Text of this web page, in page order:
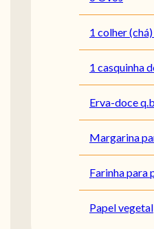
1 colher
1 casquinha
Erva-doce
Margarina
Farinha para
Papel vegetal